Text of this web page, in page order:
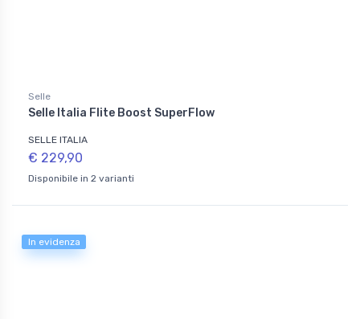
Selle
Selle Italia Flite Boost SuperFlow
SELLE ITALIA
€ 229,90
Disponibile in 2 varianti
In evidenza